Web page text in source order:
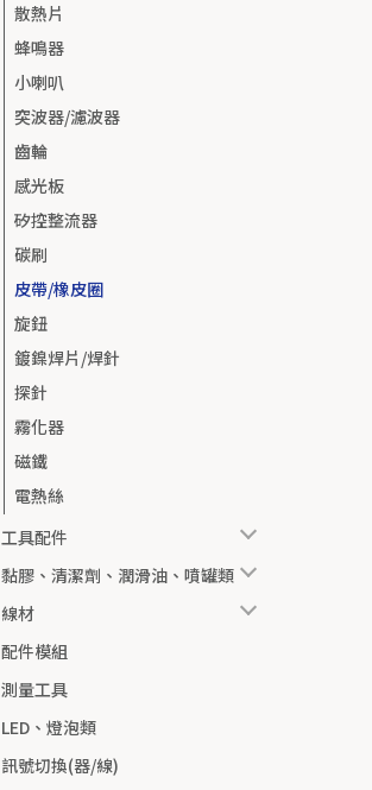
散熱片
蜂鳴器
小喇叭
突波器/濾波器
齒輪
感光板
矽控整流器
碳刷
皮帶/橡皮圈
旋鈕
鍍鎳焊片/焊針
探針
霧化器
磁鐵
電熱絲
工具配件
黏膠、清潔劑、潤滑油、噴罐類
線材
配件模組
測量工具
LED、燈泡類
訊號切換(器/線)